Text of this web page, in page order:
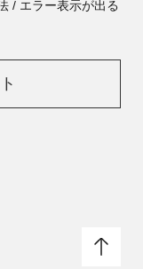
/ エラー表示が出る